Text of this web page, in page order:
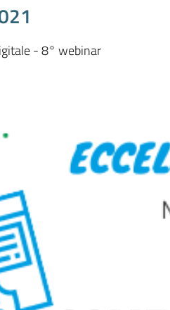
- 8° webinar